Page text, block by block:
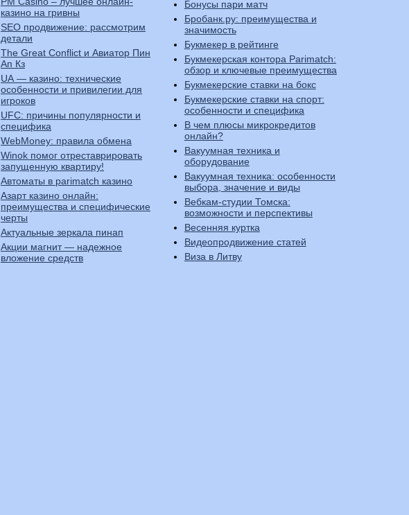
казино на гривны
SEO продвижение: рассмотрим
детали
The Great Conflict и Авиатор Пин
Ап Кз
UA — казино: технические
особенности и привилегии для
игроков
UFC: причины популярности и
специфика
WebMoney: правила обмена
Winok помог отреставрировать
запущенную квартиру!
Автоматы в parimatch казино
Азарт казино онлайн:
преимущества и специфические
черты
Актуальные зеркала пинап
Акции магнит — надежное
вложение средств
Бонусы пари матч
Бробанк.ру: преимущества и
значимость
Букмекер в рейтинге
Букмекерская контора Parimatch:
обзор и ключевые преимущества
Букмекерские ставки на бокс
Букмекерские ставки на спорт:
особенности и специфика
В чем плюсы микрокредитов
онлайн?
Вакуумная техника и
оборудование
Вакуумная техника: особенности
выбора, значение и виды
Вебкам-студии Томска:
возможности и перспективы
Весенняя куртка
Видеопродвижение статей
Виза в Литву